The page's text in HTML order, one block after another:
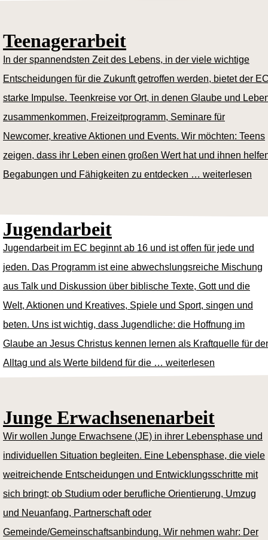
Teenagerarbeit
In der spannendsten Zeit des Lebens, in der viele wichtige
Entscheidungen für die Zukunft getroffen werden, bietet der
starke Impulse. Teenkreise vor Ort, in denen Glaube und
zusammenkommen, Freizeitprogramm, Seminare für
Newcomer, kreative Aktionen und Events. Wir möchten: Teens
zeigen, dass ihr Leben einen großen Wert hat und ihnen
Begabungen und Fähigkeiten zu entdecken … weiterlesen
Jugendarbeit
Jugendarbeit im EC beginnt ab 16 und ist offen für jede und
jeden. Das Programm ist eine abwechslungsreiche Mischung
aus Talk und Diskussion über biblische Texte, Gott und die
Welt, Aktionen und Kreatives, Spiele und Sport, singen und
beten. Uns ist wichtig, dass Jugendliche: die Hoffnung im
Glaube an Jesus Christus kennen lernen als Kraftquelle für
Alltag und als Werte bildend für die … weiterlesen
Junge Erwachsenenarbeit
Wir wollen Junge Erwachsene (JE) in ihrer Lebensphase und
individuellen Situation begleiten. Eine Lebensphase, die viele
weitreichende Entscheidungen und Entwicklungsschritte mit
sich bringt; ob Studium oder berufliche Orientierung, Umzug
und Neuanfang, Partnerschaft oder
Gemeinde/Gemeinschaftsanbindung. Wir nehmen wahr: Der